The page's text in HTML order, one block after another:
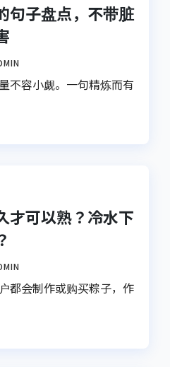
句子盘点，不带脏
不容小觑。一句精炼而有
才可以熟？冷水下
都会制作或购买粽子，作